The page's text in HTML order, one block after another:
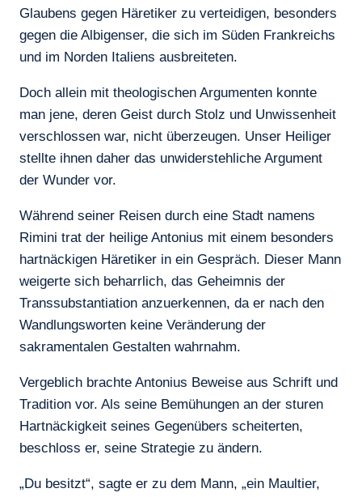
Glaubens gegen Häretiker zu verteidigen, besonders
gegen die Albigenser, die sich im Süden Frankreichs
und im Norden Italiens ausbreiteten.
Doch allein mit theologischen Argumenten konnte
man jene, deren Geist durch Stolz und Unwissenheit
verschlossen war, nicht überzeugen. Unser Heiliger
stellte ihnen daher das unwiderstehliche Argument
der Wunder vor.
Während seiner Reisen durch eine Stadt namens
Rimini trat der heilige Antonius mit einem besonders
hartnäckigen Häretiker in ein Gespräch. Dieser Mann
weigerte sich beharrlich, das Geheimnis der
Transsubstantiation anzuerkennen, da er nach den
Wandlungsworten keine Veränderung der
sakramentalen Gestalten wahrnahm.
Vergeblich brachte Antonius Beweise aus Schrift und
Tradition vor. Als seine Bemühungen an der sturen
Hartnäckigkeit seines Gegenübers scheiterten,
beschloss er, seine Strategie zu ändern.
„Du besitzt“, sagte er zu dem Mann, „ein Maultier,